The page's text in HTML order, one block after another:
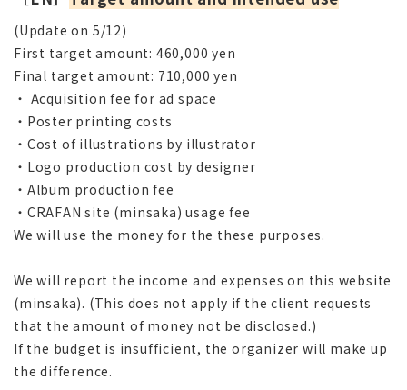
(Update on 5/12)
First target amount: 460,000 yen
Final target amount: 710,000 yen
・ Acquisition fee for ad space
・ Poster printing costs
・ Cost of illustrations by illustrator
・ Logo production cost by designer
・ Album production fee
・ CRAFAN site (minsaka) usage fee
We will use the money for the these purposes.
We will report the income and expenses on this website
(minsaka). (This does not apply if the client requests
that the amount of money not be disclosed.)
If the budget is insufficient, the organizer will make up
the difference.